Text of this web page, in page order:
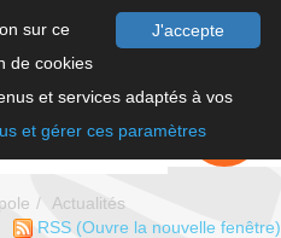
J'accepte
sur ce
de cookies
et services adaptés à vos
et gérer ces paramètres
FAIRE UN
DON
Actualités
RSS (Ouvre la nouvelle fenêtre)